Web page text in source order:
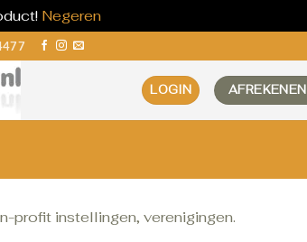
Negeren
LOGIN AFREKENEN
profit instellingen, verenigingen.